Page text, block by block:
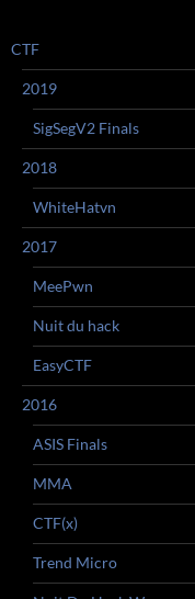
CTF
2019
SigSegV2 Finals
2018
WhiteHatvn
2017
MeePwn
Nuit du hack
EasyCTF
2016
ASIS Finals
MMA
CTF(x)
Trend Micro